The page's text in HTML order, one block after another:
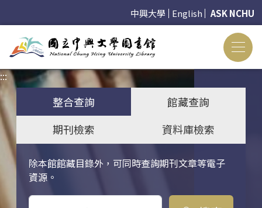
中興大學 English ASK NCHU
:::
整合查詢
館藏查詢
期刊檢索
資料庫檢索
除本館館藏目錄外，可同時查詢期刊文章等電子
資源。
關鍵字搜尋